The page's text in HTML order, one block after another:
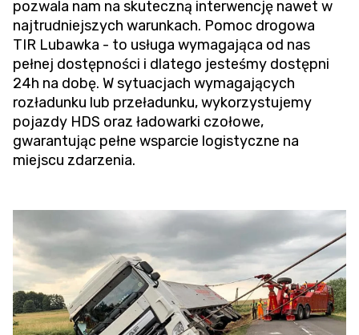
pozwala nam na skuteczną interwencję nawet w
najtrudniejszych warunkach. Pomoc drogowa
TIR Lubawka - to usługa wymagająca od nas
pełnej dostępności i dlatego jesteśmy dostępni
24h na dobę. W sytuacjach wymagających
rozładunku lub przeładunku, wykorzystujemy
pojazdy HDS oraz ładowarki czołowe,
gwarantując pełne wsparcie logistyczne na
miejscu zdarzenia.